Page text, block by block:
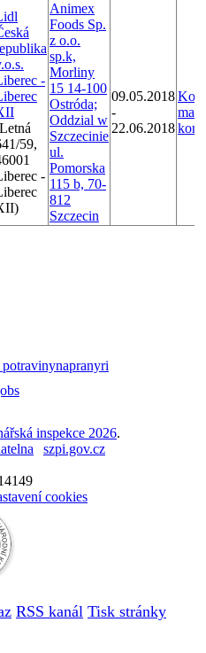
-
59,
-
Animex
Foods Sp.
z o.o.
sp.k,
Morliny
15 14-100
Ostróda;
Oddzial w
Szczecinie
ul.
Pomorska
115 b, 70-
812
Szczecin
09.05.2018
-
22.06.2018
potravinynapranyri
inspekce 2026.
szpi.gov.cz
cookies
RSS kanál Tisk stránky